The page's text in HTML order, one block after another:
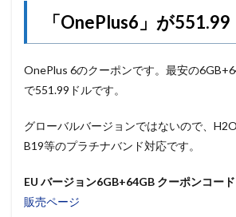
「OnePlus6」が551.99
OnePlus 6のクーポンです。最安の
で551.99ドルです。
グローバルバージョンではないので、
B19等のプラチナバンド対応です。
EU バージョン6GB+64GB クーポンコー
販売ページ